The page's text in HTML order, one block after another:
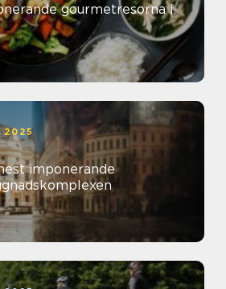
gourmetresorna i
2025
imponerande